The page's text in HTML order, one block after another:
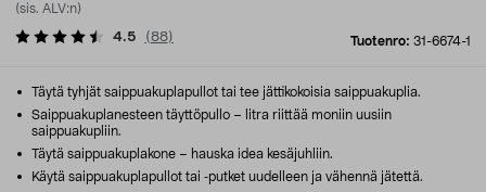
(sis. ALV:n)
Tuotenro: 31-6674-1
4.5 (88)
Täytä tyhjät saippuakuplapullot tai tee jättikokoisia saippuakuplia.
Saippuakuplanesteen täyttöpullo – litra riittää moniin uusiin
saippuakupliin.
Täytä saippuakuplakone – hauska idea kesäjuhliin.
Käytä saippuakuplapullot tai ‑putket uudelleen ja vähennä jätettä.